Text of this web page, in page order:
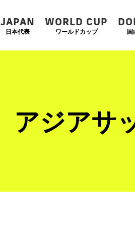
JAPAN
日本代表
WORLD CUP
ワールドカップ 国
アジアサ